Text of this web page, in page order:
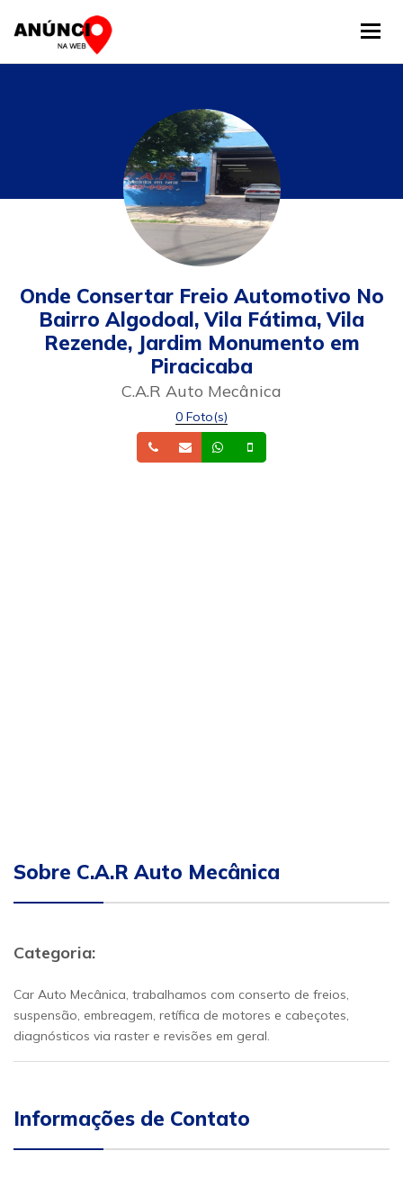
Onde Consertar Freio Automotivo No
Bairro Algodoal, Vila Fátima, Vila
Rezende, Jardim Monumento em
Piracicaba
C.A.R Auto Mecânica
0 Foto(s)
TelefoneEmail Whatsapp
Sobre C.A.R Auto Mecânica
Categoria:
Car Auto Mecânica, trabalhamos com conserto de freios,
suspensão, embreagem, retífica de motores e cabeçotes,
diagnósticos via raster e revisões em geral.
Informações de Contato